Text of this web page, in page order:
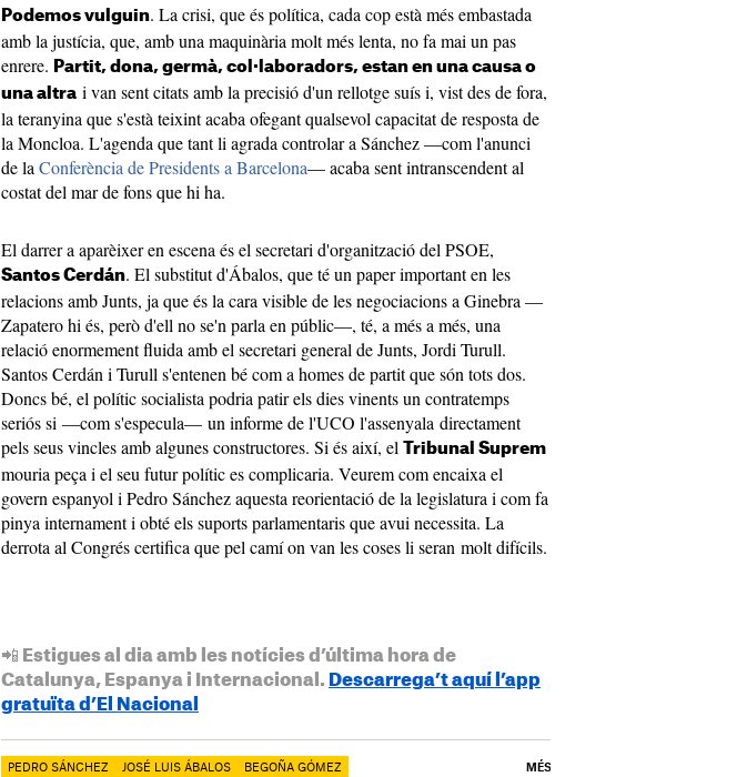
Podemos vulguin. La crisi, que és política, cada cop està més embastada
amb la justícia, que, amb una maquinària molt més lenta, no fa mai un pas
enrere. Partit, dona, germà, col·laboradors, estan en una causa o
una altra i van sent citats amb la precisió d'un rellotge suís i, vist des de fora,
la teranyina que s'està teixint acaba ofegant qualsevol capacitat de resposta de
la Moncloa. L'agenda que tant li agrada controlar a Sánchez —com l'anunci
de la Conferència de Presidents a Barcelona— acaba sent intranscendent al
costat del mar de fons que hi ha.
El darrer a aparèixer en escena és el secretari d'organització del PSOE,
Santos Cerdán. El substitut d'Ábalos, que té un paper important en les
relacions amb Junts, ja que és la cara visible de les negociacions a Ginebra —
Zapatero hi és, però d'ell no se'n parla en públic—, té, a més a més, una
relació enormement fluida amb el secretari general de Junts, Jordi Turull.
Santos Cerdán i Turull s'entenen bé com a homes de partit que són tots dos.
Doncs bé, el polític socialista podria patir els dies vinents un contratemps
seriós si —com s'especula— un informe de l'UCO l'assenyala directament
pels seus vincles amb algunes constructores. Si és així, el
Tribunal Suprem
mouria peça i el seu futur polític es complicaria. Veurem com encaixa el
govern espanyol i Pedro Sánchez aquesta reorientació de la legislatura i com fa
pinya internament i obté els suports parlamentaris que avui necessita. La
derrota al Congrés certifica que pel camí on van les coses li seran molt difícils.
📲 Estigues al dia amb les notícies d’última hora de
Catalunya, Espanya i Internacional. Descarrega’t aquí l’app
gratuïta d’El Nacional
PEDRO SÁNCHEZ JOSÉ LUIS ÁBALOS BEGOÑA GÓMEZ MÉS